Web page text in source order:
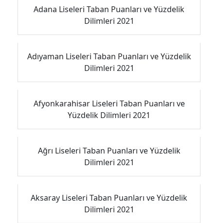
Adana Liseleri Taban Puanları ve Yüzdelik
Dilimleri 2021
Adıyaman Liseleri Taban Puanları ve Yüzdelik
Dilimleri 2021
Afyonkarahisar Liseleri Taban Puanları ve
Yüzdelik Dilimleri 2021
Ağrı Liseleri Taban Puanları ve Yüzdelik
Dilimleri 2021
Aksaray Liseleri Taban Puanları ve Yüzdelik
Dilimleri 2021